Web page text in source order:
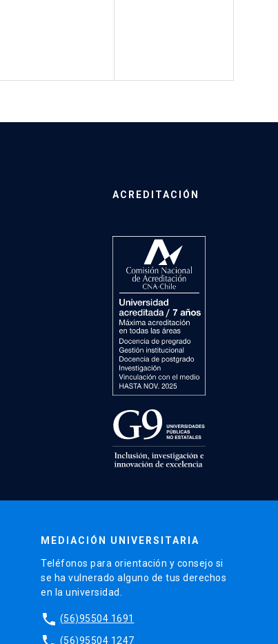
ACREDITACIÓN
MEDIACIÓN UNIVERSITARIA
Teléfonos para orientación y consejo si
se ha vulnerado alguno de tus derechos
en la universidad.
phone (56)95504 1691
(56)95504 1247